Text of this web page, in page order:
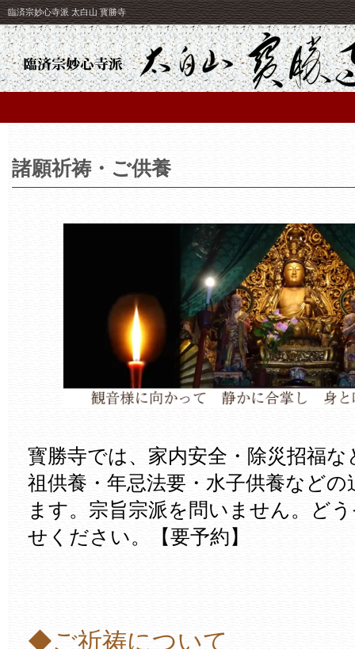
臨済宗妙心寺派 太白山 寳勝寺
諸願祈祷・ご供養
寳勝寺では、家内安全・除災招福
祖供養・年忌法要・水子供養など
ます。宗旨宗派を問いません。ど
せください。【要予約】
◆ご祈祷について